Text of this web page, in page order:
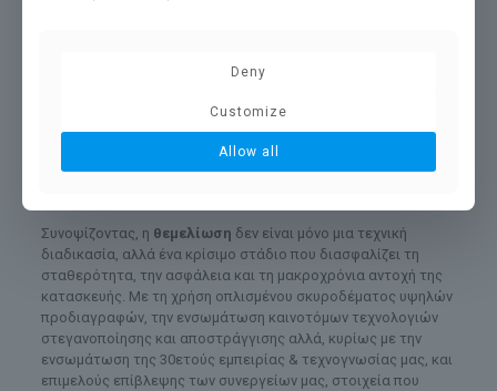
περιμετρικά των θεμελίων, εξασφαλίζοντας τη σωστή
απορροή των υδάτων. Έτσι αποτρέπουμε τη συσσώρευση
νερού γύρω από τη βάση του κτίσματος, που θα μπορούσε να
προκαλέσει προβλήματα διάβρωσης ή καθίζησης του
Συνοψίζοντας, η θεμελίωση δεν είναι μόνο μια τεχνική
διαδικασία, αλλά ένα κρίσιμο στάδιο που διασφαλίζει τη
σταθερότητα, την ασφάλεια και τη μακροχρόνια αντοχή της
κατασκευής. Με τη χρήση οπλισμένου σκυροδέματος υψηλών
προδιαγραφών, την ενσωμάτωση καινοτόμων τεχνολογιών
στεγανοποίησης και αποστράγγισης αλλά, κυρίως με την
ενσωμάτωση της 30ετούς εμπειρίας & τεχνογνωσίας μας, και
επιμελούς επίβλεψης των συνεργείων μας, στοιχεία που
Deny
Customize
Allow all